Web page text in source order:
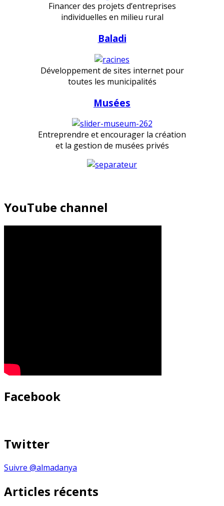
Financer des projets d’entreprises
individuelles en milieu rural
Baladi
Développement de sites internet pour
toutes les municipalités
Musées
Entreprendre et encourager la création
et la gestion de musées privés
YouTube channel
Facebook
Twitter
Suivre @almadanya
Articles récents